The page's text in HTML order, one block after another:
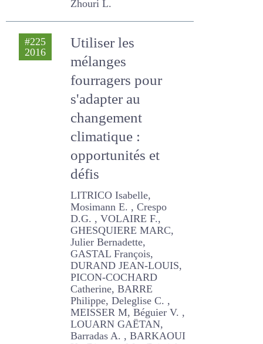
#225
2016
mélanges
fourragers pour
s'adapter au
changement
climatique :
opportunités et
défis
Mosimann E. , Crespo D.G. ,
VOLAIRE F., GHESQUIERE
MARC, Julier Bernadette,
GASTAL François, DURAND
JEAN-LOUIS, PICON-
COCHARD Catherine,
BARRE Philippe, Deleglise
C. , MEISSER M, Béguier V. ,
LOUARN GAËTAN, Barradas
A. , BARKAOUI K., Birouste
M. , Bristiel P. , Fernandez L.
, Godinho B. , HERNANDEZ
PAULINE, Roumet C.